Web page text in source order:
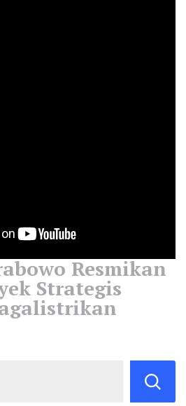
Resmikan
Strategis